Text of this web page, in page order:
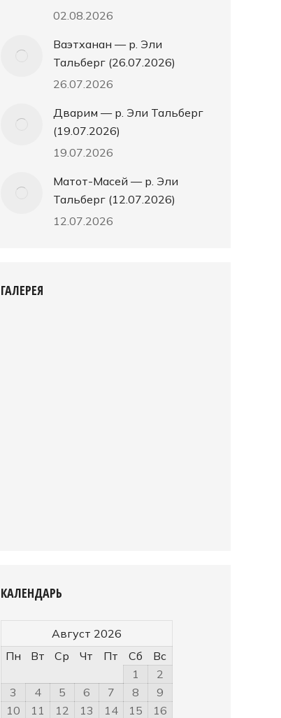
02.08.2026
Ваэтханан — р. Эли
Тальберг (26.07.2026)
26.07.2026
Дварим — р. Эли Тальберг
(19.07.2026)
19.07.2026
Матот-Масей — р. Эли
Тальберг (12.07.2026)
12.07.2026
ГАЛЕРЕЯ
КАЛЕНДАРЬ
Август 2026
Пн
Вт Ср Чт Пт Сб
Вс
1
2
3
4 5 6 7 8
9
10
11 12 13 14 15
16